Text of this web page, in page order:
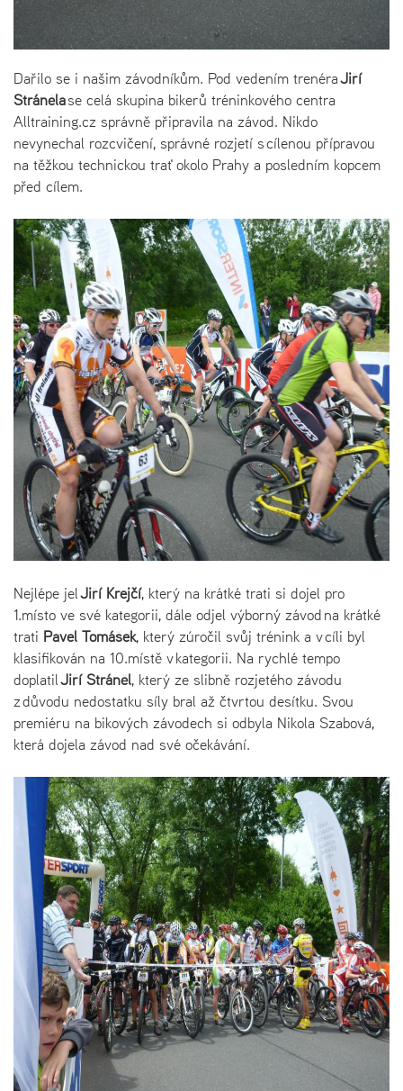
Dařilo se i našim závodníkům. Pod vedením trenéraJiří
Stránělase celá skupina bikerů tréninkového centra
Alltraining.cz správně připravila na závod. Nikdo
nevynechal rozcvičení, správné rozjetí s cílenou přípravou
na těžkou technickou trať okolo Prahy a posledním kopcem
před cílem.
Nejlépe jelJiří Krejčí, který na krátké trati si dojel pro
1.místo ve své kategorii, dále odjel výborný závod na krátké
trati Pavel Tomášek, který zúročil svůj trénink a v cíli byl
klasifikován na 10.místě v kategorii. Na rychlé tempo
doplatilJiří Stráněl, který ze slibně rozjetého závodu
z důvodu nedostatku síly bral až čtvrtou desítku. Svou
premiéru na bikových závodech si odbyla Nikola Szabová,
která dojela závod nad své očekávání.